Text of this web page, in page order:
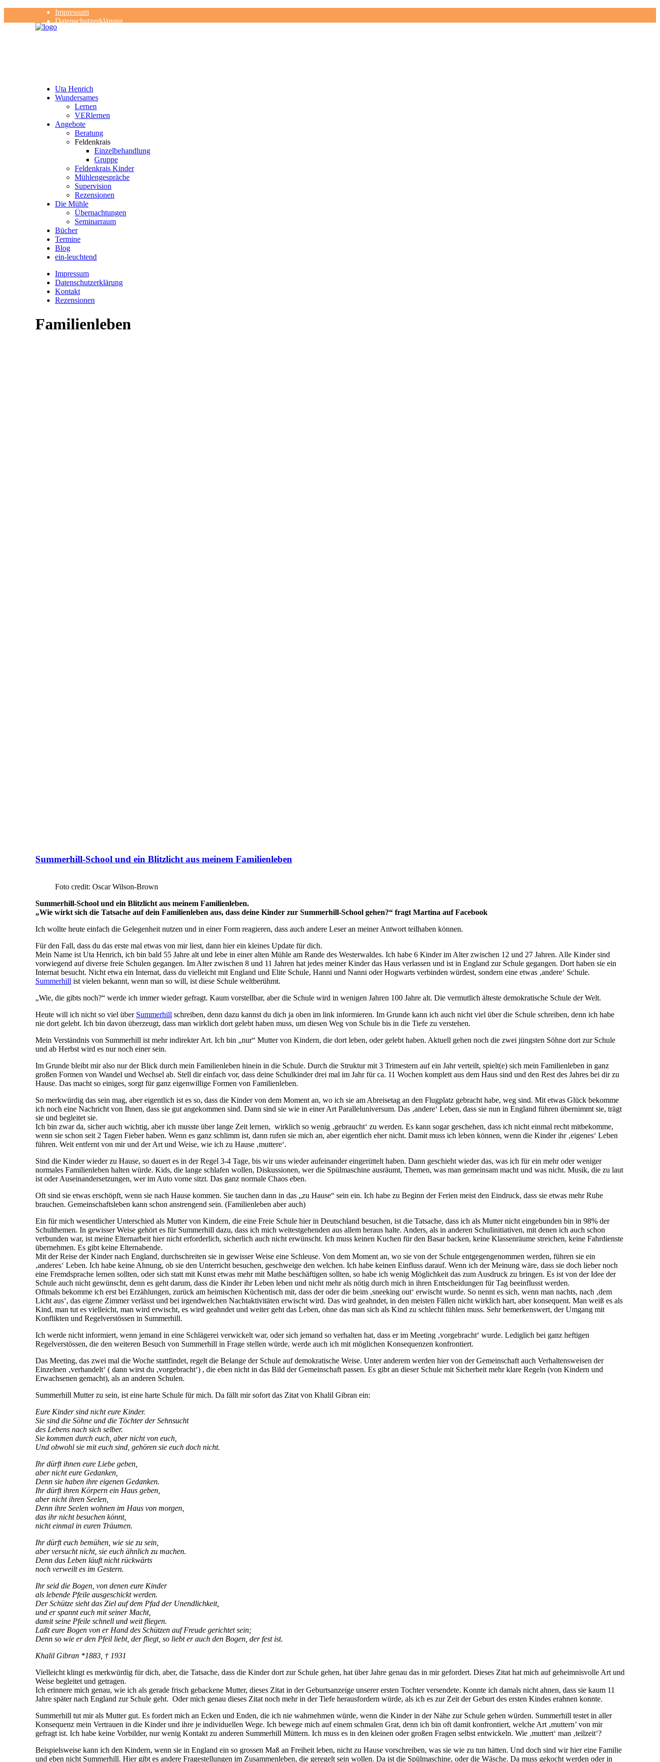
Impressum
Datenschutzerklärung
Kontakt
Uta Henrich
Wundersames
Lernen
VERlernen
Angebote
Beratung
Feldenkrais
Einzelbehandlung
Gruppe
Feldenkrais Kinder
Mühlengespräche
Supervision
Rezensionen
Die Mühle
Übernachtungen
Seminarraum
Bücher
Termine
Blog
ein-leuchtend
Impressum
Datenschutzerklärung
Kontakt
Rezensionen
Familienleben
Summerhill-School und ein Blitzlicht aus meinem Familienleben
Foto credit: Oscar Wilson-Brown
Summerhill-School und ein Blitzlicht aus meinem Familienleben.
„Wie wirkt sich die Tatsache auf dein Familienleben aus, dass deine Kinder zur Summerhill-School gehen?“ fragt Martina auf Facebook
Ich wollte heute einfach die Gelegenheit nutzen und in einer Form reagieren, dass auch andere Leser an meiner Antwort teilhaben können.
Für den Fall, dass du das erste mal etwas von mir liest, dann hier ein kleines Update für dich.
Mein Name ist Uta Henrich, ich bin bald 55 Jahre alt und lebe in einer alten Mühle am Rande des Westerwaldes. Ich habe 6 Kinder im Alter zwischen 12 und 27 Jahren. Alle Kinder sind
vorwiegend auf diverse freie Schulen gegangen. Im Alter zwischen 8 und 11 Jahren hat jedes meiner Kinder das Haus verlassen und ist in England zur Schule gegangen. Dort haben sie ein
Internat besucht. Nicht etwa ein Internat, dass du vielleicht mit England und Elite Schule, Hanni und Nanni oder Hogwarts verbinden würdest, sondern eine etwas ‚andere‘ Schule.
Summerhill ist vielen bekannt, wenn man so will, ist diese Schule weltberühmt.
„Wie, die gibts noch?“ werde ich immer wieder gefragt. Kaum vorstellbar, aber die Schule wird in wenigen Jahren 100 Jahre alt. Die vermutlich älteste demokratische Schule der Welt.
Heute will ich nicht so viel über Summerhill schreiben, denn dazu kannst du dich ja oben im link informieren. Im Grunde kann ich auch nicht viel über die Schule schreiben, denn ich habe
nie dort gelebt. Ich bin davon überzeugt, dass man wirklich dort gelebt haben muss, um diesen Weg von Schule bis in die Tiefe zu verstehen.
Mein Verständnis von Summerhill ist mehr indirekter Art. Ich bin „nur“ Mutter von Kindern, die dort leben, oder gelebt haben. Aktuell gehen noch die zwei jüngsten Söhne dort zur Schule
und ab Herbst wird es nur noch einer sein.
Im Grunde bleibt mir also nur der Blick durch mein Familienleben hinein in die Schule. Durch die Struktur mit 3 Trimestern auf ein Jahr verteilt, spielt(e) sich mein Familienleben in ganz
großen Formen von Wandel und Wechsel ab. Stell dir einfach vor, dass deine Schulkinder drei mal im Jahr für ca. 11 Wochen komplett aus dem Haus sind und den Rest des Jahres bei dir zu
Hause. Das macht so einiges, sorgt für ganz eigenwillige Formen von Familienleben.
So merkwürdig das sein mag, aber eigentlich ist es so, dass die Kinder von dem Moment an, wo ich sie am Abreisetag an den Flugplatz gebracht habe, weg sind. Mit etwas Glück bekomme
ich noch eine Nachricht von Ihnen, dass sie gut angekommen sind. Dann sind sie wie in einer Art Paralleluniversum. Das ‚andere‘ Leben, dass sie nun in England führen übernimmt sie, trägt
sie und begleitet sie.
Ich bin zwar da, sicher auch wichtig, aber ich musste über lange Zeit lernen, wirklich so wenig ‚gebraucht‘ zu werden. Es kann sogar geschehen, dass ich nicht einmal recht mitbekomme,
wenn sie schon seit 2 Tagen Fieber haben. Wenn es ganz schlimm ist, dann rufen sie mich an, aber eigentlich eher nicht. Damit muss ich leben können, wenn die Kinder ihr ‚eigenes‘ Leben
führen. Weit entfernt von mir und der Art und Weise, wie ich zu Hause ‚muttere‘.
Sind die Kinder wieder zu Hause, so dauert es in der Regel 3-4 Tage, bis wir uns wieder aufeinander eingerüttelt haben. Dann geschieht wieder das, was ich für ein mehr oder weniger
normales Familienleben halten würde. Kids, die lange schlafen wollen, Diskussionen, wer die Spülmaschine ausräumt, Themen, was man gemeinsam macht und was nicht. Musik, die zu laut
ist oder Auseinandersetzungen, wer im Auto vorne sitzt. Das ganz normale Chaos eben.
Oft sind sie etwas erschöpft, wenn sie nach Hause kommen. Sie tauchen dann in das „zu Hause“ sein ein. Ich habe zu Beginn der Ferien meist den Eindruck, dass sie etwas mehr Ruhe
brauchen. Gemeinschaftsleben kann schon anstrengend sein. (Familienleben aber auch)
Ein für mich wesentlicher Unterschied als Mutter von Kindern, die eine Freie Schule hier in Deutschland besuchen, ist die Tatsache, dass ich als Mutter nicht eingebunden bin in 98% der
Schulthemen. In gewisser Weise gehört es für Summerhill dazu, dass ich mich weitestgehenden aus allem heraus halte. Anders, als in anderen Schulinitiativen, mit denen ich auch schon
verbunden war, ist meine Elternarbeit hier nicht erforderlich, sicherlich auch nicht erwünscht. Ich muss keinen Kuchen für den Basar backen, keine Klassenräume streichen, keine Fahrdienste
übernehmen. Es gibt keine Elternabende.
Mit der Reise der Kinder nach England, durchschreiten sie in gewisser Weise eine Schleuse. Von dem Moment an, wo sie von der Schule entgegengenommen werden, führen sie ein
‚anderes‘ Leben. Ich habe keine Ahnung, ob sie den Unterricht besuchen, geschweige den welchen. Ich habe keinen Einfluss darauf. Wenn ich der Meinung wäre, dass sie doch lieber noch
eine Fremdsprache lernen sollten, oder sich statt mit Kunst etwas mehr mit Mathe beschäftigen sollten, so habe ich wenig Möglichkeit das zum Ausdruck zu bringen. Es ist von der Idee der
Schule auch nicht gewünscht, denn es geht darum, dass die Kinder ihr Leben leben und nicht mehr als nötig durch mich in ihren Entscheidungen für Tag beeinflusst werden.
Oftmals bekomme ich erst bei Erzählungen, zurück am heimischen Küchentisch mit, dass der oder die beim ‚sneeking out‘ erwischt wurde. So nennt es sich, wenn man nachts, nach ‚dem
Licht aus‘, das eigene Zimmer verlässt und bei irgendwelchen Nachtaktivitäten erwischt wird. Das wird geahndet, in den meisten Fällen nicht wirklich hart, aber konsequent. Man weiß es als
Kind, man tut es vielleicht, man wird erwischt, es wird geahndet und weiter geht das Leben, ohne das man sich als Kind zu schlecht fühlen muss. Sehr bemerkenswert, der Umgang mit
Konflikten und Regelverstössen in Summerhill.
Ich werde nicht informiert, wenn jemand in eine Schlägerei verwickelt war, oder sich jemand so verhalten hat, dass er im Meeting ‚vorgebracht‘ wurde. Lediglich bei ganz heftigen
Regelverstössen, die den weiteren Besuch von Summerhill in Frage stellen würde, werde auch ich mit möglichen Konsequenzen konfrontiert.
Das Meeting, das zwei mal die Woche stattfindet, regelt die Belange der Schule auf demokratische Weise. Unter anderem werden hier von der Gemeinschaft auch Verhaltensweisen der
Einzelnen ‚verhandelt‘ ( dann wirst du ‚vorgebracht‘) , die eben nicht in das Bild der Gemeinschaft passen. Es gibt an dieser Schule mit Sicherheit mehr klare Regeln (von Kindern und
Erwachsenen gemacht), als an anderen Schulen.
Summerhill Mutter zu sein, ist eine harte Schule für mich. Da fällt mir sofort das Zitat von Khalil Gibran ein:
Eure Kinder sind nicht eure Kinder.
Sie sind die Söhne und die Töchter der Sehnsucht
des Lebens nach sich selber.
Sie kommen durch euch, aber nicht von euch,
Und obwohl sie mit euch sind, gehören sie euch doch nicht.
Ihr dürft ihnen eure Liebe geben,
aber nicht eure Gedanken,
Denn sie haben ihre eigenen Gedanken.
Ihr dürft ihren Körpern ein Haus geben,
aber nicht ihren Seelen,
Denn ihre Seelen wohnen im Haus von morgen,
das ihr nicht besuchen könnt,
nicht einmal in euren Träumen.
Ihr dürft euch bemühen, wie sie zu sein,
aber versucht nicht, sie euch ähnlich zu machen.
Denn das Leben läuft nicht rückwärts
noch verweilt es im Gestern.
Ihr seid die Bogen, von denen eure Kinder
als lebende Pfeile ausgeschickt werden.
Der Schütze sieht das Ziel auf dem Pfad der Unendlichkeit,
und er spannt euch mit seiner Macht,
damit seine Pfeile schnell und weit fliegen.
Laßt eure Bogen von er Hand des Schützen auf Freude gerichtet sein;
Denn so wie er den Pfeil liebt, der fliegt, so liebt er auch den Bogen, der fest ist.
Khalil Gibran *1883, † 1931
Vielleicht klingt es merkwürdig für dich, aber, die Tatsache, dass die Kinder dort zur Schule gehen, hat über Jahre genau das in mir gefordert. Dieses Zitat hat mich auf geheimnisvolle Art und
Weise begleitet und getragen.
Ich erinnere mich genau, wie ich als gerade frisch gebackene Mutter, dieses Zitat in der Geburtsanzeige unserer ersten Tochter versendete. Konnte ich damals nicht ahnen, dass sie kaum 11
Jahre später nach England zur Schule geht. Oder mich genau dieses Zitat noch mehr in der Tiefe herausfordern würde, als ich es zur Zeit der Geburt des ersten Kindes erahnen konnte.
Summerhill tut mir als Mutter gut. Es fordert mich an Ecken und Enden, die ich nie wahrnehmen würde, wenn die Kinder in der Nähe zur Schule gehen würden. Summerhill testet in aller
Konsequenz mein Vertrauen in die Kinder und ihre je individuellen Wege. Ich bewege mich auf einem schmalen Grat, denn ich bin oft damit konfrontiert, welche Art ‚muttern’ von mir
gefragt ist. Ich habe keine Vorbilder, nur wenig Kontakt zu anderen Summerhill Müttern. Ich muss es in den kleinen oder großen Fragen selbst entwickeln. Wie ‚muttert‘ man ‚teilzeit‘?
Beispielsweise kann ich den Kindern, wenn sie in England ein so grossen Maß an Freiheit leben, nicht zu Hause vorschreiben, was sie wie zu tun hätten. Und doch sind wir hier eine Familie
und eben nicht Summerhill. Hier gibt es andere Fragestellungen im Zusammenleben, die geregelt sein wollen. Da ist die Spülmaschine, oder die Wäsche. Da muss gekocht werden oder in